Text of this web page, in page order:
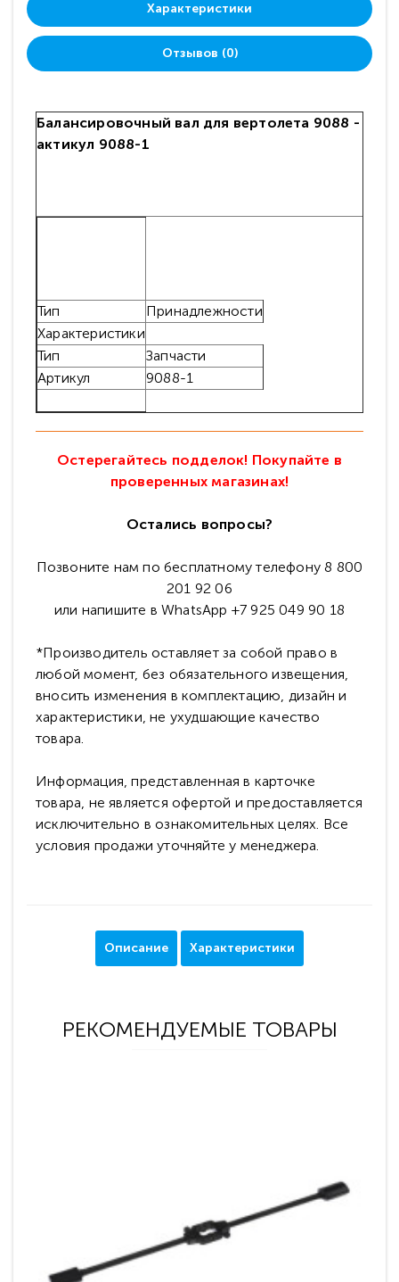
Характеристики
Отзывов (0)
Балансировочный вал для вертолета 9088 -
актикул 9088-1
Тип
Принадлежности
Характеристики
Тип
Запчасти
Артикул
9088-1
Остерегайтесь подделок! Покупайте в
проверенных магазинах!
Остались вопросы?
Позвоните нам по бесплатному телефону 8 800
201 92 06
или напишите в WhatsApp +7 925 049 90 18
*Производитель оставляет за собой право в
любой момент, без обязательного извещения,
вносить изменения в комплектацию, дизайн и
характеристики, не ухудшающие качество
товара.
Информация, представленная в карточке
товара, не является офертой и предоставляется
исключительно в ознакомительных целях. Все
условия продажи уточняйте у менеджера.
Описание Характеристики
РЕКОМЕНДУЕМЫЕ ТОВАРЫ